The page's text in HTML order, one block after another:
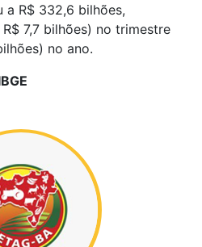
a R$ 332,6 bilhões,
7,7 bilhões) no trimestre
no ano.